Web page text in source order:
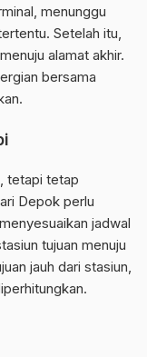
menunggu
Setelah itu,
alamat akhir.
bersama
tetapi tetap
Depok perlu
jadwal
tujuan menuju
jauh dari stasiun,